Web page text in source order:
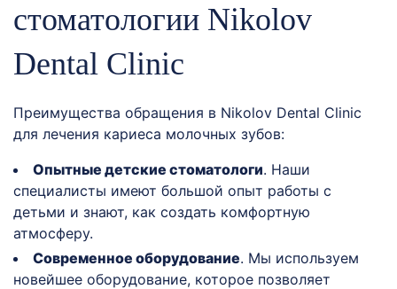
стоматологии Nikolov
Dental Clinic
Преимущества обращения в Nikolov Dental Clinic
для лечения кариеса молочных зубов:
Опытные детские стоматологи. Наши
специалисты имеют большой опыт работы с
детьми и знают, как создать комфортную
атмосферу.
Современное оборудование. Мы используем
новейшее оборудование, которое позволяет